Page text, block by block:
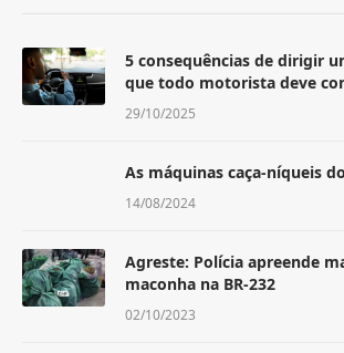
5 consequências de dirigir
que todo motorista deve
29/10/2025
As máquinas caça-níqueis
14/08/2024
Agreste: Polícia apreende
maconha na BR-232
02/10/2023